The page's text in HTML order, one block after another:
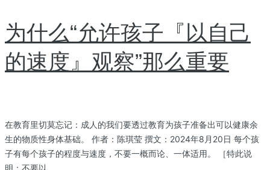
为什么“允许孩子『以自己
的速度』观察”那么重要
在教育里切莫忘记：成人的我们要透过教育为孩子准备出可以健康余
生的物质性身体基础。 作者：陈琪莹 撰文：2024年8月20日 每个孩
子有每个孩子的程度与速度，不要一概而论、一体适用。 ［特此说
明：不要以